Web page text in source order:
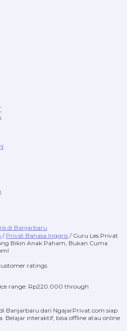
/ Privat Bahasa Inggris / Guru Les Privat
Bikin Anak Paham, Bukan Cuma
ratings
range: Rp220.000 through
Banjarbaru dari NgajarPrivat.com siap
Belajar interaktif, bisa offline atau online